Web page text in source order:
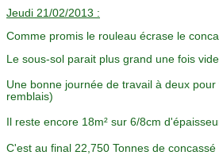
Jeudi 21/02/2013 :
Comme promis le rouleau écrase le
Le sous-sol parait plus grand une fois
Une bonne journée de travail à deux
remblais)
Il reste encore 18m² sur 6/8cm
C'est au final 22,750 Tonnes de